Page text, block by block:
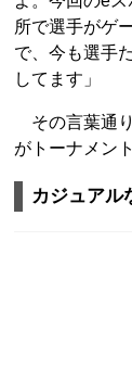
所で選手がゲ
で、今も選手
してます」
その言葉通
がトーナメン
カジュアル